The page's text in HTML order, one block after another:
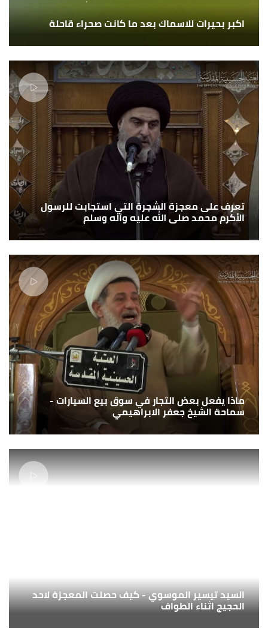
اكبر بحيرات للاسماك بعد ما كانت صحراء قاحلة
تعرف على معجزة الشجرة التي استجابت للرسول
الأكرم محمد صلى الله عليه وآله وسلم
ماذا يفعل بعض التجار في سوق بيع السيارات -
سماحة الشيخ جعفر الابراهيمي
السيد تيسير الموسوي - كيف حصلت المعجزة لاحد
الحجيج اثناء الطواف